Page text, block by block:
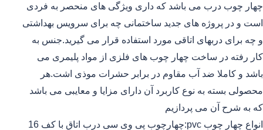
چهار چوب درب می باشد که داری ویژگی های منحصر به فردی
است و در پروژه های جدید ساختمانی چه برای سرویس بهداشتی
و چه برای دربهای اتاقی مورد استفاده قرار می گیرید.جنس به
کار رفته در ساخت چهار چوب های فلزی از مواد پلیمری می
باشد و کاملا ضد آب مقاوم در برابر حشرات موذی اشت.هر
محصولی بسته به نوع کاربرد آن دارای مزایا و معایبی می باشد
که به شرح آن می پردازیم
انواع چهار چوب pvc:چهارچوب پی وی سی درب اتاق با کف 16